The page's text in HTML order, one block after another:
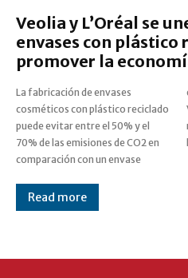
Veolia y L’Oréal se
envases con plástico
promover la
La fabricación de envases
cosméticos con plástico reciclado
puede evitar entre el 50% y el
70% de las emisiones de CO2 en
comparación con un envase
estándar. Ante este panorama,
Veolia y L'Oréal se han unido para
reducir la huella de carbono de
Read more